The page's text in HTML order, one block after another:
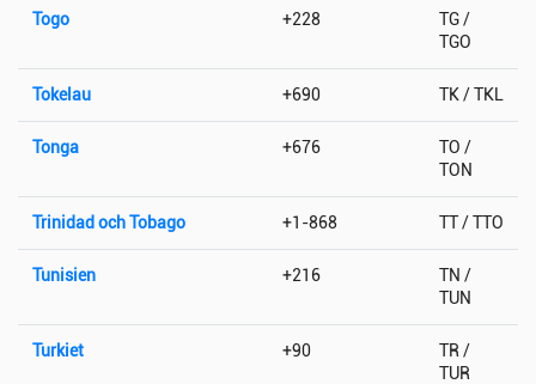
Togo +228
TG /
TGO
Tokelau +690 TK / TKL
Tonga +676
TO /
TON
Trinidad och Tobago +1-868 TT / TTO
Tunisien +216
TN /
TUN
Turkiet +90
TR /
TUR